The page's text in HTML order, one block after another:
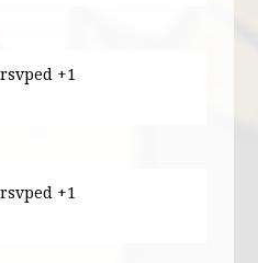
rsvped +1
rsvped +1